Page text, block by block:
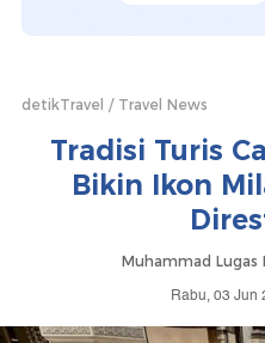
detikTravel Travel News
Tradisi Turis
Bikin Ikon
Muhammad Lugas
Rabu, 03 Jun